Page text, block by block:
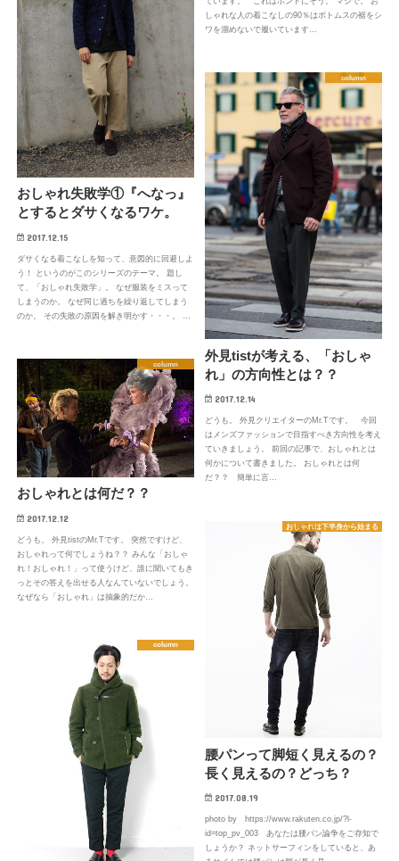
しゃれな人の着こなしの90％はボトムスの裾をシ
ワを溜めないで履いています…
おしゃれ失敗学①『へなっ』
とするとダサくなるワケ。
2017.12.15
ダサくなる着こなしを知って、意図的に回避しよ
う！ というのがこのシリーズのテーマ。 題し
て、「おしゃれ失敗学」。 なぜ服装をミスって
しまうのか。 なぜ同じ過ちを繰り返してしまう
のか。 その失敗の原因を解き明かす・・・。 …
column
外見tistが考える、「おしゃ
れ」の方向性とは？？
2017.12.14
どうも。 外見クリエイターのMr.Tです。 今回
はメンズファッションで目指すべき方向性を考え
ていきましょう。 前回の記事で、おしゃれとは
何かについて書きました。 おしゃれとは何
だ？？ 簡単に言…
column
おしゃれとは何だ？？
2017.12.12
どうも。 外見tistのMr.Tです。 突然ですけど、
おしゃれって何でしょうね？？ みんな「おしゃ
れ！おしゃれ！」って使うけど、誰に聞いてもき
っとその答えを出せる人なんていないでしょう。
なぜなら「おしゃれ」は抽象的だか…
おしゃれは下半身から始まる
腰パンって脚短く見えるの？
長く見えるの？どっち？
2017.08.19
photo by https://www.rakuten.co.jp/?l-
id=top_pv_003 あなたは腰パン論争をご存知で
しょうか？ ネットサーフィンをしていると、あ
column